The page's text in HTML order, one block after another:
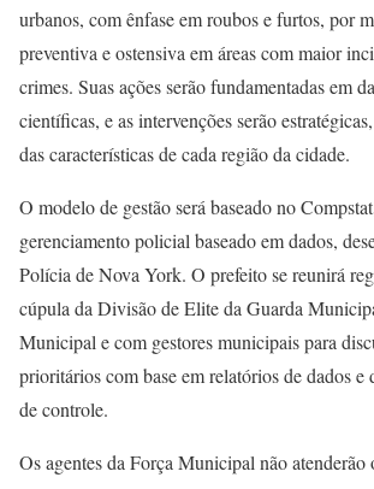
urbanos, com ênfase em roubos e furtos, por
preventiva e ostensiva em áreas com maior
crimes. Suas ações serão fundamentadas em
científicas, e as intervenções serão
das características de cada região da cidade.
O modelo de gestão será baseado no
gerenciamento policial baseado em dados,
Polícia de Nova York. O prefeito se reunirá
cúpula da Divisão de Elite da Guarda
Municipal e com gestores municipais para
prioritários com base em relatórios de dados e
de controle.
Os agentes da Força Municipal não atenderão